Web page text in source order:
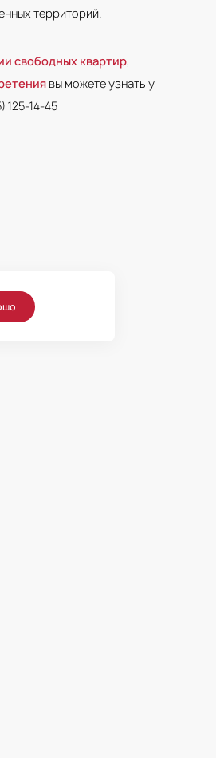
территорий.
свободных квартир,
вы можете узнать у
125-14-45